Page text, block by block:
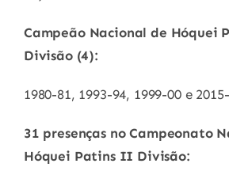
Campeão Nacional de Hóquei
Divisão (4):
1980-81, 1993-94, 1999-00 e
31 presenças no Campeonato
Hóquei Patins II Divisão: